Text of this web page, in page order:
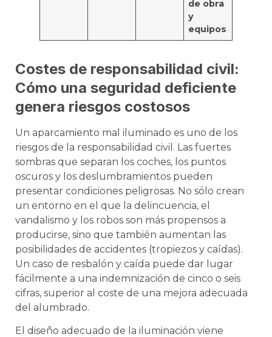
de obra
y
equipos
Costes de responsabilidad civil:
Cómo una seguridad deficiente
genera riesgos costosos
Un aparcamiento mal iluminado es uno de los
riesgos de la responsabilidad civil. Las fuertes
sombras que separan los coches, los puntos
oscuros y los deslumbramientos pueden
presentar condiciones peligrosas. No sólo crean
un entorno en el que la delincuencia, el
vandalismo y los robos son más propensos a
producirse, sino que también aumentan las
posibilidades de accidentes (tropiezos y caídas).
Un caso de resbalón y caída puede dar lugar
fácilmente a una indemnización de cinco o seis
cifras, superior al coste de una mejora adecuada
del alumbrado.
El diseño adecuado de la iluminación viene